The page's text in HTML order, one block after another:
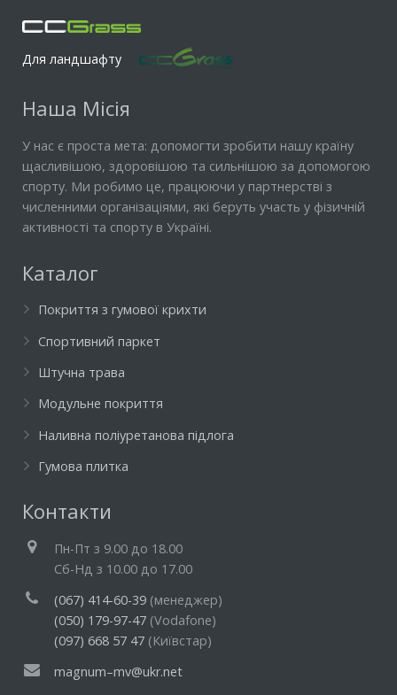
Для ландшафту
Наша Місія
У нас є проста мета: допомогти зробити нашу країну
щасливішою, здоровішою та сильнішою за допомогою
спорту. Ми робимо це, працюючи у партнерстві з
численними організаціями, які беруть участь у фізичній
активності та спорту в Україні.
Каталог
Покриття з гумової крихти
Спортивний паркет
Штучна трава
Модульне покриття
Наливна поліуретанова підлога
Гумова плитка
Контакти
Пн-Пт з 9.00 до 18.00
Cб-Нд з 10.00 до 17.00
(067) 414-60-39 (менеджер)
(050) 179-97-47 (Vodafone)
(097) 668 57 47 (Київстар)
magnum–mv@ukr.net